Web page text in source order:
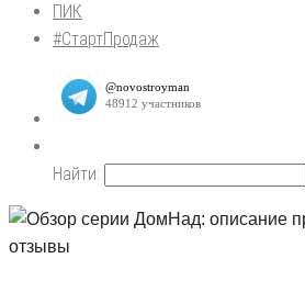
ПИК
#СтартПродаж
Найти: